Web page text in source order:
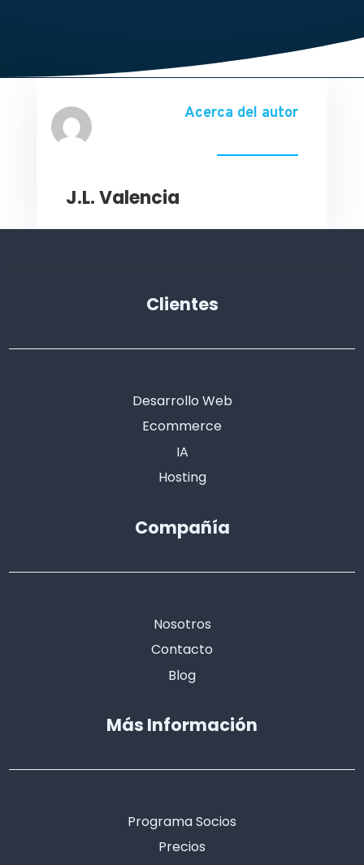
Acerca del autor
J.L. Valencia
Clientes
Desarrollo Web
Ecommerce
IA
Hosting
Compañía
Nosotros
Contacto
Blog
Más Información
Programa Socios
Precios